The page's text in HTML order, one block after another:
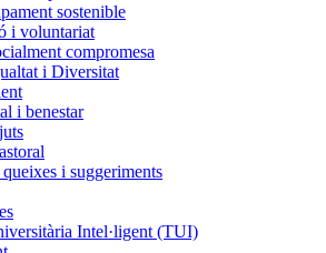
sostenible
i voluntariat
compromesa
i Diversitat
i benestar
i suggeriments
Intel·ligent (TUI)